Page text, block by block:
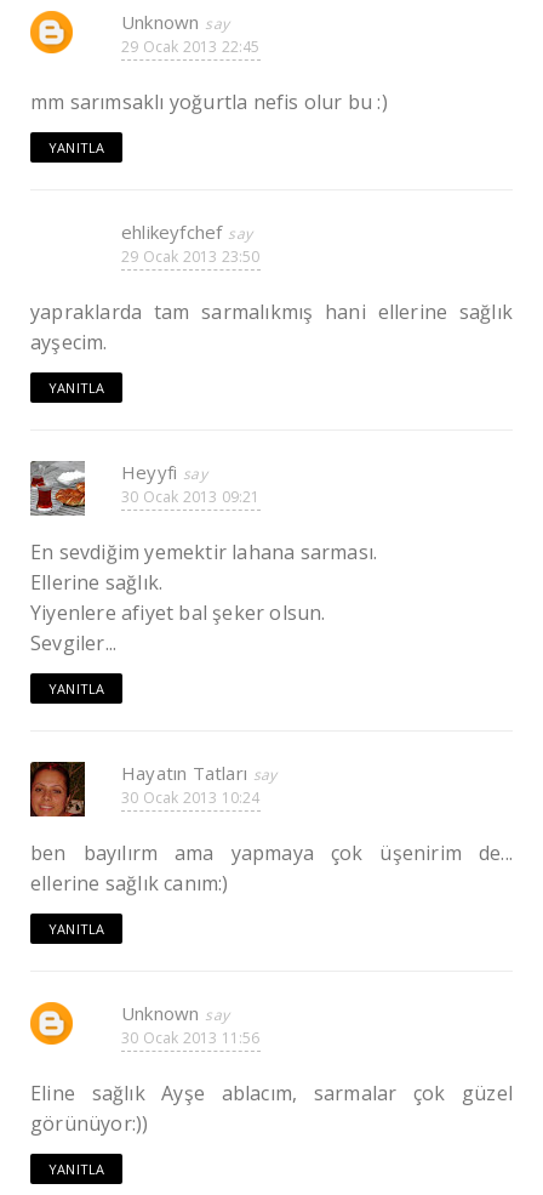
Unknown
29 Ocak 2013 22:45
mm sarımsaklı yoğurtla nefis olur bu :)
YANITLA
ehlikeyfchef
29 Ocak 2013 23:50
yapraklarda tam sarmalıkmış hani ellerine sağlık
ayşecim.
YANITLA
Heyyfi
30 Ocak 2013 09:21
En sevdiğim yemektir lahana sarması.
Ellerine sağlık.
Yiyenlere afiyet bal şeker olsun.
Sevgiler...
YANITLA
Hayatın Tatları
30 Ocak 2013 10:24
ben bayılırm ama yapmaya çok üşenirim de...
ellerine sağlık canım:)
YANITLA
Unknown
30 Ocak 2013 11:56
Eline sağlık Ayşe ablacım, sarmalar çok güzel
görünüyor:))
YANITLA